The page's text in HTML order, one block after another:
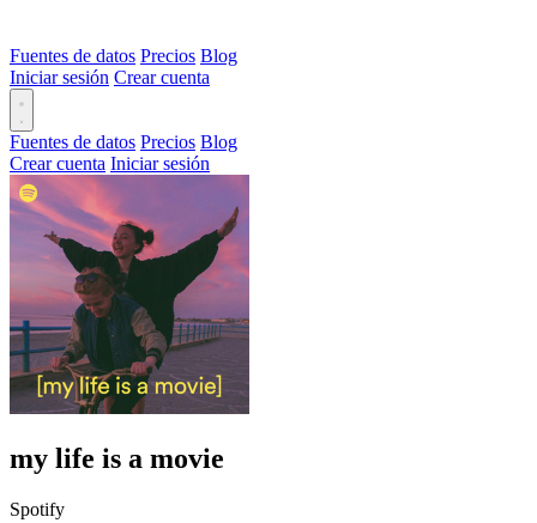
Fuentes de datos Precios Blog
Iniciar sesión Crear cuenta
Fuentes de datos Precios Blog
Crear cuenta Iniciar sesión
my life is a movie
Spotify